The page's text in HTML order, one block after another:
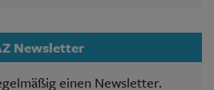
Newsletter
einen Newsletter.